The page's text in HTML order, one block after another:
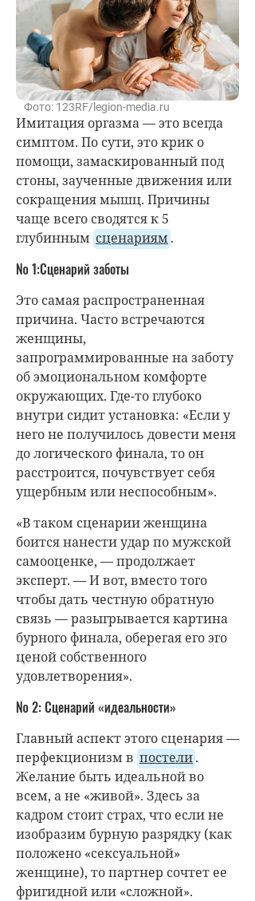
Фото: 123RF/legion-media.ru
Имитация оргазма — это всегда
симптом. По сути, это крик о
помощи, замаскированный под
стоны, заученные движения или
сокращения мышц. Причины
чаще всего сводятся к 5
глубинным сценариям.
№ 1:Сценарий заботы
Это самая распространенная
причина. Часто встречаются
женщины,
запрограммированные на заботу
об эмоциональном комфорте
окружающих. Где-то глубоко
внутри сидит установка: «Если у
него не получилось довести меня
до логического финала, то он
расстроится, почувствует себя
ущербным или неспособным».
«В таком сценарии женщина
боится нанести удар по мужской
самооценке, — продолжает
эксперт. — И вот, вместо того
чтобы дать честную обратную
связь — разыгрывается картина
бурного финала, оберегая его эго
ценой собственного
удовлетворения».
№ 2: Сценарий «идеальности»
Главный аспект этого сценария —
перфекционизм в постели.
Желание быть идеальной во
всем, а не «живой». Здесь за
кадром стоит страх, что если не
изобразим бурную разрядку (как
положено «сексуальной»
женщине), то партнер сочтет ее
фригидной или «сложной».